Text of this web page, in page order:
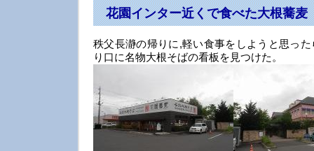
花園インター近くで食べた大根蕎麦
秩父長瀞の帰りに,軽い食事をしようと思っ
り口に名物大根そばの看板を見つけた。